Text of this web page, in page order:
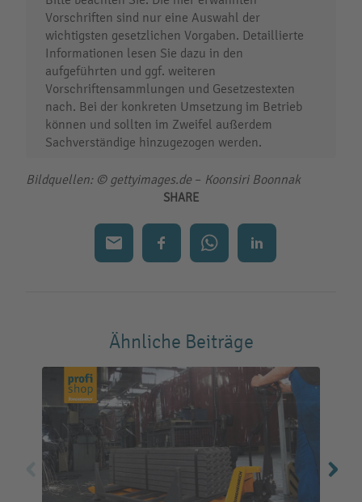
Vorschriften sind nur eine Auswahl der
wichtigsten gesetzlichen Vorgaben. Detaillierte
Informationen lesen Sie dazu in den
aufgeführten und ggf. weiteren
Vorschriftensammlungen und Gesetzestexten
nach. Bei der konkreten Umsetzung im Betrieb
können und sollten im Zweifel außerdem
Sachverständige hinzugezogen werden.
Bildquellen: © gettyimages.de – Koonsiri Boonnak
SHARE
Ähnliche Beiträge